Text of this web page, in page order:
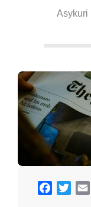
Asykuri
Facebook